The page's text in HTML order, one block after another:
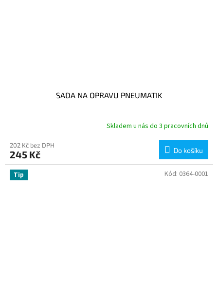
SADA NA OPRAVU PNEUMATIK
Skladem u nás do 3 pracovních dnů
202 Kč bez DPH
245 Kč Do košíku
Tip Kód: 0364-0001